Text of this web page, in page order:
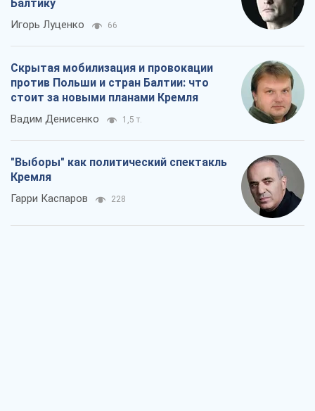
Балтику
Игорь Луценко 66
Скрытая мобилизация и провокации
против Польши и стран Балтии: что
стоит за новыми планами Кремля
Вадим Денисенко 1,5 т.
"Выборы" как политический спектакль
Кремля
Гарри Каспаров 228